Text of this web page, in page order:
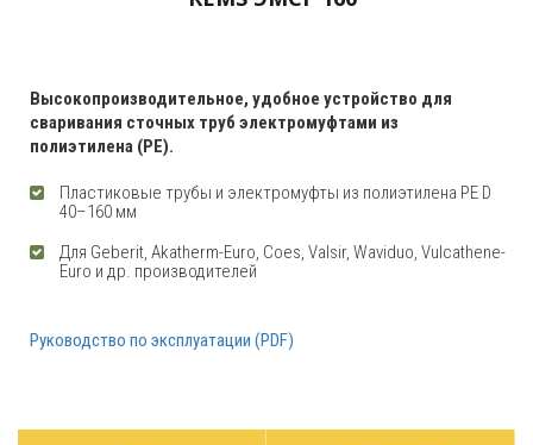
Высокопроизводительное, удобное устройство для
сваривания сточных труб электромуфтами из
полиэтилена (PE).
Пластиковые трубы и электромуфты из полиэтилена PE D
40–160 мм
Для Geberit, Akatherm-Euro, Coes, Valsir, Waviduo, Vulcathene-
Euro и др. производителей
Руководство по эксплуатации (PDF)